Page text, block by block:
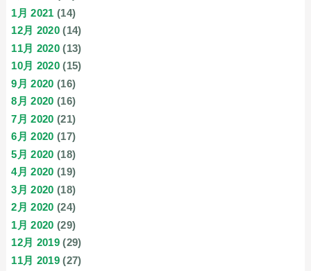
1月 2021 (14)
12月 2020 (14)
11月 2020 (13)
10月 2020 (15)
9月 2020 (16)
8月 2020 (16)
7月 2020 (21)
6月 2020 (17)
5月 2020 (18)
4月 2020 (19)
3月 2020 (18)
2月 2020 (24)
1月 2020 (29)
12月 2019 (29)
11月 2019 (27)